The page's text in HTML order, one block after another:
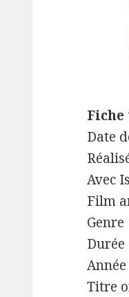
Fiche
Date
Avec
Film
Genre
Durée
Titre